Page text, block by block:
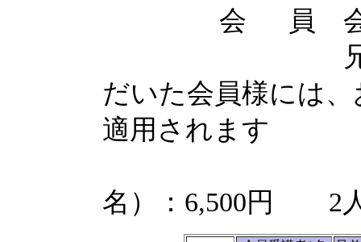
会 員 会員受
兄弟割引：
だいた会員様には
適用されます
名）：6,500円 2人